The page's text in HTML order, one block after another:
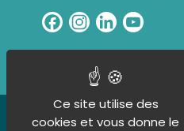
Facebook
Instagram
LinkedIn
UN ORGANISME CERTIFIÉ
Ce site utilise des
cookies et vous donne le